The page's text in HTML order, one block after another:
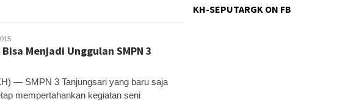
Menjadi Unggulan SMPN 3
— SMPN 3 Tanjungsari yang baru saja
mempertahankan kegiatan seni
KH-SEPUTARGK ON FB